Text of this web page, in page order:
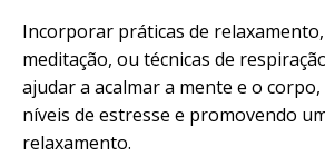
Incorporar práticas de
meditação, ou técnicas de
ajudar a acalmar a mente e o
níveis de estresse e promovendo
relaxamento.